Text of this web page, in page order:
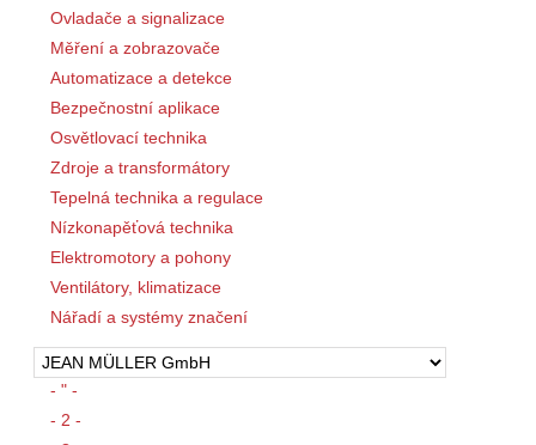
Ovladače a signalizace
Měření a zobrazovače
Automatizace a detekce
Bezpečnostní aplikace
Osvětlovací technika
Zdroje a transformátory
Tepelná technika a regulace
Nízkonapěťová technika
Elektromotory a pohony
Ventilátory, klimatizace
Nářadí a systémy značení
- " -
- 2 -